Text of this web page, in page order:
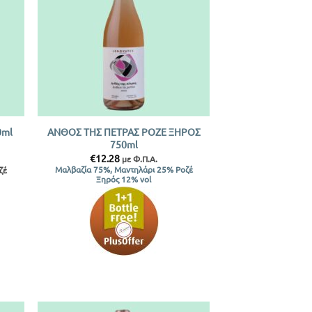
ΑΝΘΟΣ ΤΗΣ ΠΕΤΡΑΣ ΡΟΖΕ ΞΗΡΟΣ
750ml
€12.28 με Φ.Π.Α.
Μαλβαζία 75%, Μαντηλάρι 25% Ροζέ
Ξηρός 12% vol